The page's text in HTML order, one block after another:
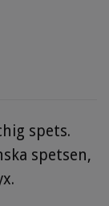
spets.
spetsen,